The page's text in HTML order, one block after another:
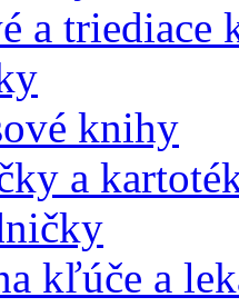
a triediace
knihy
a
kľúče a